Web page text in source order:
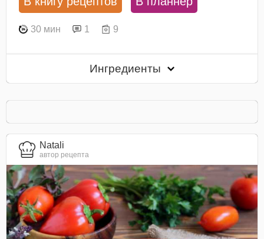
30 мин 1 9
Ингредиенты
Natali
автор рецепта